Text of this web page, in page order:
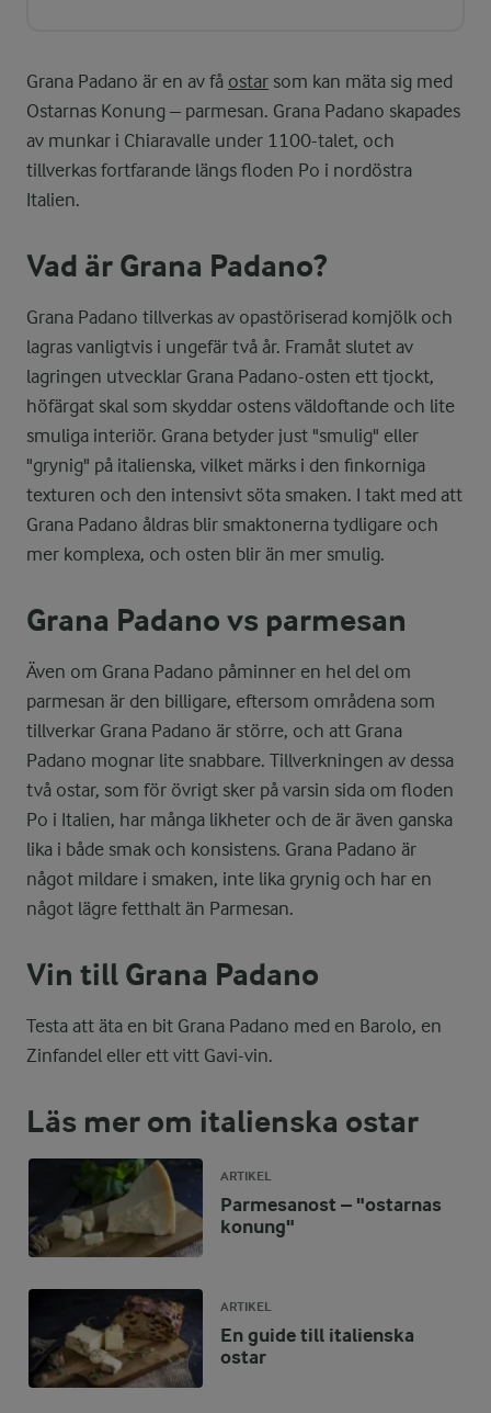
Grana Padano är en av få ostar som kan mäta sig med
Ostarnas Konung – parmesan. Grana Padano skapades
av munkar i Chiaravalle under 1100-talet, och
tillverkas fortfarande längs floden Po i nordöstra
Italien.
Vad är Grana Padano?
Grana Padano tillverkas av opastöriserad komjölk och
lagras vanligtvis i ungefär två år. Framåt slutet av
lagringen utvecklar Grana Padano-osten ett tjockt,
höfärgat skal som skyddar ostens väldoftande och lite
smuliga interiör. Grana betyder just "smulig" eller
"grynig" på italienska, vilket märks i den finkorniga
texturen och den intensivt söta smaken. I takt med att
Grana Padano åldras blir smaktonerna tydligare och
mer komplexa, och osten blir än mer smulig.
Grana Padano vs parmesan
Även om Grana Padano påminner en hel del om
parmesan är den billigare, eftersom områdena som
tillverkar Grana Padano är större, och att Grana
Padano mognar lite snabbare. Tillverkningen av dessa
två ostar, som för övrigt sker på varsin sida om floden
Po i Italien, har många likheter och de är även ganska
lika i både smak och konsistens. Grana Padano är
något mildare i smaken, inte lika grynig och har en
något lägre fetthalt än Parmesan.
Vin till Grana Padano
Testa att äta en bit Grana Padano med en Barolo, en
Zinfandel eller ett vitt Gavi-vin.
Läs mer om italienska ostar
ARTIKEL
Parmesanost – "ostarnas
konung"
ARTIKEL
En guide till italienska
ostar